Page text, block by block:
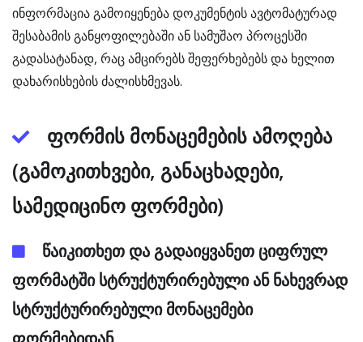
ინფორმაცია გამოიყენება დოკუმენტის ავტომატურად
შესაბამის განყოფილებაში ან სამუშაო პროცესში
გადასატანად, რაც ამცირებს შეფერხებებს და ხელით
დახარისხების ძალისხმევას.
ფორმის მონაცემების ამოღება
(გამოკითხვები, განაცხადები,
სამედიცინო ფორმები)
წაიკითხეთ და გადაიყვანეთ ციფრულ
ფორმატში სტრუქტურირებული ან ნახევრად
სტრუქტურირებული მონაცემები